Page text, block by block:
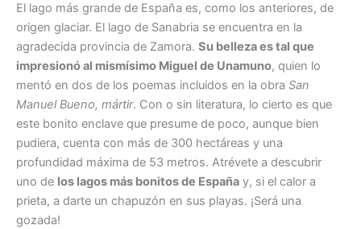
El lago más grande de España es, como los anteriores, de
origen glaciar. El lago de Sanabria se encuentra en la
agradecida provincia de Zamora. Su belleza es tal que
impresionó al mismísimo Miguel de Unamuno, quien lo
mentó en dos de los poemas incluidos en la obra San
Manuel Bueno, mártir. Con o sin literatura, lo cierto es que
este bonito enclave que presume de poco, aunque bien
pudiera, cuenta con más de 300 hectáreas y una
profundidad máxima de 53 metros. Atrévete a descubrir
uno de los lagos más bonitos de España y, si el calor a
prieta, a darte un chapuzón en sus playas. ¡Será una
gozada!